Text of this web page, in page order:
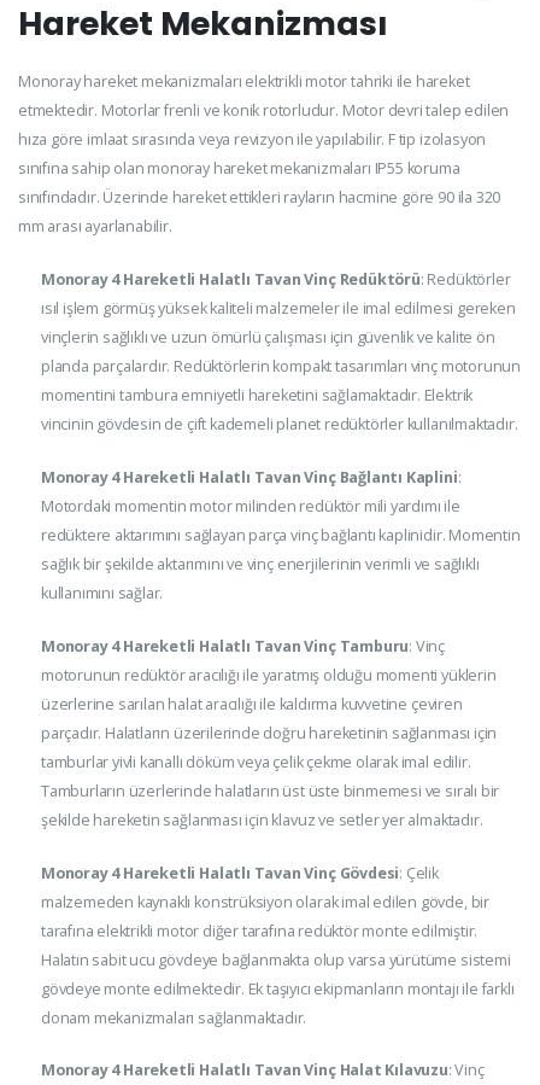
Hareket Mekanizması
Monoray hareket mekanizmaları elektrikli motor tahriki ile hareket
etmektedir. Motorlar frenli ve konik rotorludur. Motor devri talep edilen
hıza göre imlaat sırasında veya revizyon ile yapılabilir. F tip izolasyon
sınıfına sahip olan monoray hareket mekanizmaları IP55 koruma
sınıfındadır. Üzerinde hareket ettikleri rayların hacmine göre 90 ila 320
mm arası ayarlanabilir.
Monoray 4 Hareketli Halatlı Tavan Vinç Redüktörü: Redüktörler
ısıl işlem görmüş yüksek kaliteli malzemeler ile imal edilmesi gereken
vinçlerin sağlıklı ve uzun ömürlü çalışması için güvenlik ve kalite ön
planda parçalardır. Redüktörlerin kompakt tasarımları vinç motorunun
momentini tambura emniyetli hareketini sağlamaktadır. Elektrik
vincinin gövdesin de çift kademeli planet redüktörler kullanılmaktadır.
Monoray 4 Hareketli Halatlı Tavan Vinç Bağlantı Kaplini:
Motordaki momentin motor milinden redüktör mili yardımı ile
redüktere aktarımını sağlayan parça vinç bağlantı kaplinidir. Momentin
sağlık bir şekilde aktarımını ve vinç enerjilerinin verimli ve sağlıklı
kullanımını sağlar.
Monoray 4 Hareketli Halatlı Tavan Vinç Tamburu: Vinç
motorunun redüktör aracılığı ile yaratmış olduğu momenti yüklerin
üzerlerine sarılan halat aracılığı ile kaldırma kuvvetine çeviren
parçadır. Halatların üzerilerinde doğru hareketinin sağlanması için
tamburlar yivli kanallı döküm veya çelik çekme olarak imal edilir.
Tamburların üzerlerinde halatların üst üste binmemesi ve sıralı bir
şekilde hareketin sağlanması için klavuz ve setler yer almaktadır.
Monoray 4 Hareketli Halatlı Tavan Vinç Gövdesi: Çelik
malzemeden kaynaklı konstrüksiyon olarak imal edilen gövde, bir
tarafına elektrikli motor diğer tarafına redüktör monte edilmiştir.
Halatın sabit ucu gövdeye bağlanmakta olup varsa yürütüme sistemi
gövdeye monte edilmektedir. Ek taşıyıcı ekipmanların montajı ile farklı
donam mekanizmaları sağlanmaktadır.
Monoray 4 Hareketli Halatlı Tavan Vinç Halat Kılavuzu: Vinç